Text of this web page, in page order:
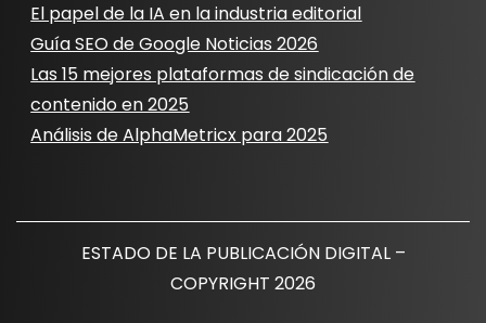
El papel de la IA en la industria editorial
Guía SEO de Google Noticias 2026
Las 15 mejores plataformas de sindicación de
contenido en 2025
Análisis de AlphaMetricx para 2025
ESTADO DE LA PUBLICACIÓN DIGITAL –
COPYRIGHT 2026